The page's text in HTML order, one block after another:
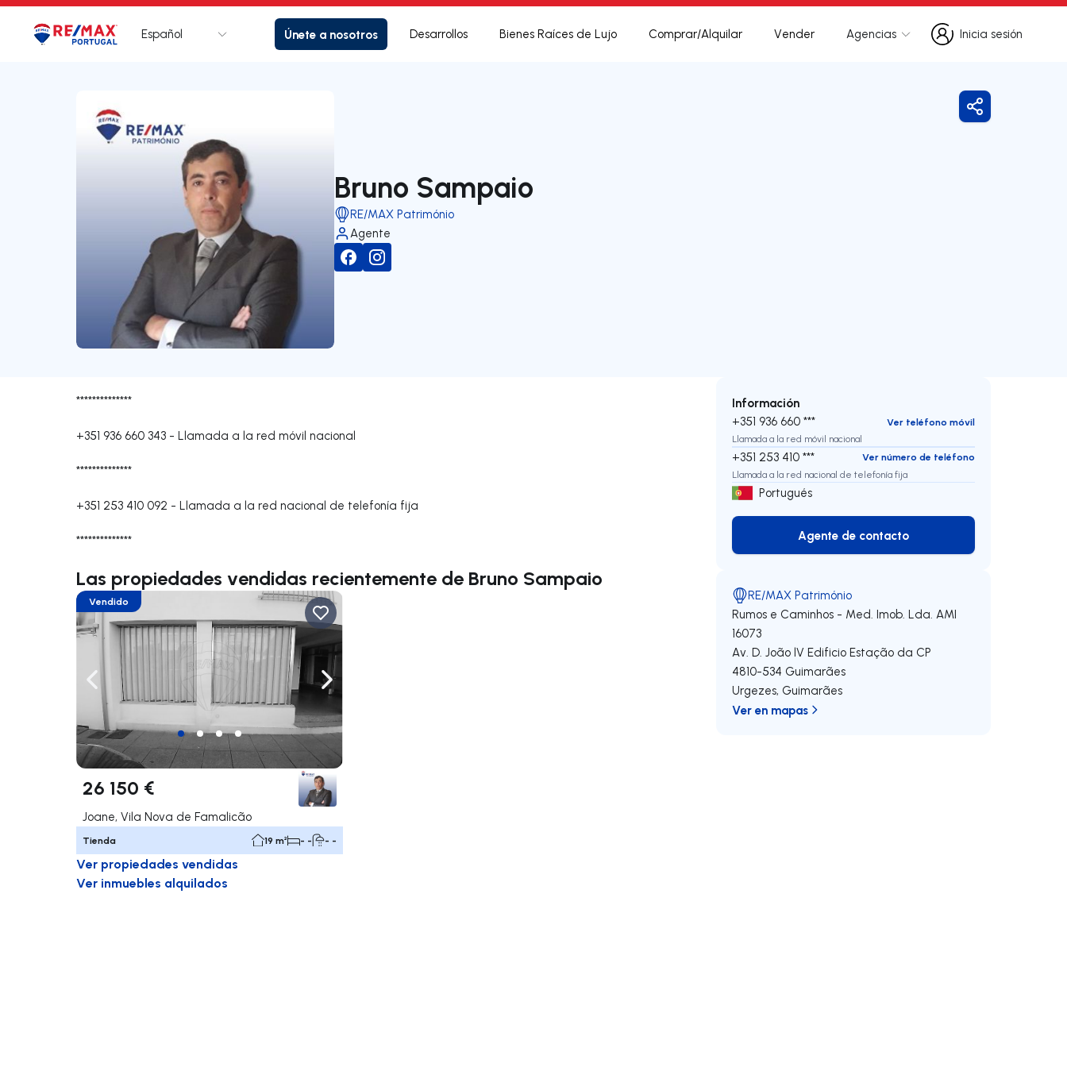
LogotipoIr a la página de inicio
Español Únete a nosotros Desarrollos Bienes Raíces de Lujo Comprar/Alquilar Vender Agencias
Inicia sesión
Inicia sesión
Bruno Sampaio
RE/MAX Património
Agente
Compartir
**************
+351 936 660 343 - Llamada a la red móvil nacional
**************
+351 253 410 092 - Llamada a la red nacional de telefonía fija
**************
Las propiedades vendidas recientemente de Bruno Sampaio
Navega a la izquierda Navegar a la derecha
Vendido
26 150 €
Joane, Vila Nova de Famalicão
Tienda 19 m² - - - -
Ver propiedades vendidas
Ver inmuebles alquilados
Información
+351 936 660 ***
Ver teléfono móvil
Llamada a la red móvil nacional
+351 253 410 ***
Ver número de teléfono
Llamada a la red nacional de telefonía fija
Portugués
Agente de contacto
Agente de contacto
RE/MAX Património
Rumos e Caminhos - Med. Imob. Lda.AMI
16073
Av. D. João lV Edificio Estação da CP
4810-534 Guimarães
Urgezes, Guimarães
Ver en mapas